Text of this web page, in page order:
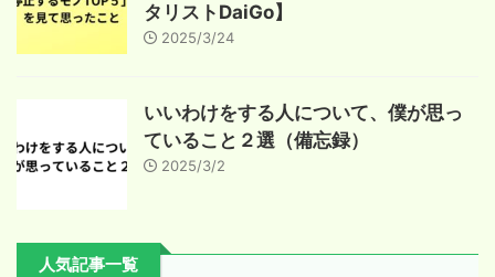
タリストDaiGo】
2025/3/24
いいわけをする人について、僕が思っ
ていること２選（備忘録）
2025/3/2
人気記事一覧